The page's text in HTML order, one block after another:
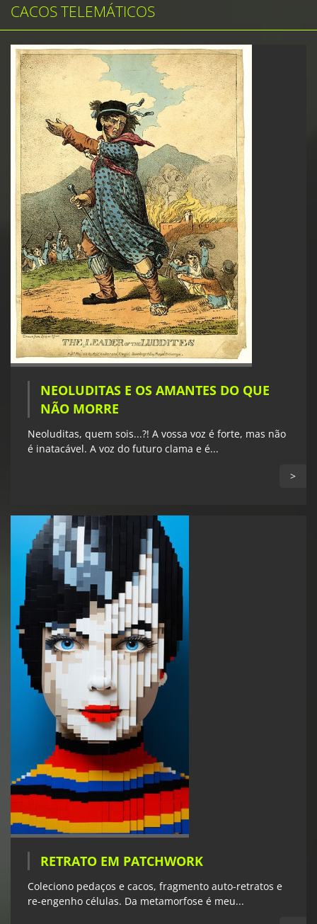
CACOS TELEMÁTICOS
NEOLUDITAS E OS AMANTES DO QUE
NÃO MORRE
Neoluditas, quem sois...?! A vossa voz é forte, mas não
é inatacável. A voz do futuro clama e é...
>
RETRATO EM PATCHWORK
Coleciono pedaços e cacos, fragmento auto-retratos e
re-engenho células. Da metamorfose é meu...